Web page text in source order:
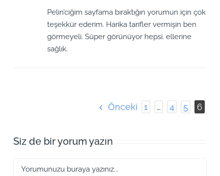
Pelin’ciğim sayfama bıraktığın yorumun için çok
teşekkür ederim. Harika tarifler vermişin ben
görmeyeli. Süper görünüyor hepsi. ellerine
sağlık.
Önceki 1 … 4 5 6
Siz de bir yorum yazın